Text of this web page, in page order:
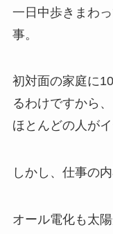
一日中歩きまわ
事。
初対面の家庭に
るわけですから、
ほとんどの人が
しかし、仕事の
オール電化も太